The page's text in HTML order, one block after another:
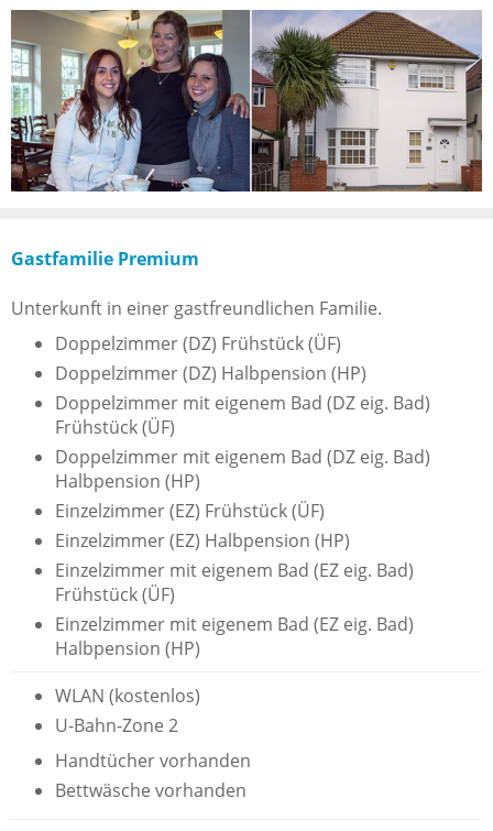
Gastfamilie Premium
Unterkunft in einer gastfreundlichen Familie.
Doppelzimmer (DZ) Frühstück (ÜF)
Doppelzimmer (DZ) Halbpension (HP)
Doppelzimmer mit eigenem Bad (DZ eig. Bad)
Frühstück (ÜF)
Doppelzimmer mit eigenem Bad (DZ eig. Bad)
Halbpension (HP)
Einzelzimmer (EZ) Frühstück (ÜF)
Einzelzimmer (EZ) Halbpension (HP)
Einzelzimmer mit eigenem Bad (EZ eig. Bad)
Frühstück (ÜF)
Einzelzimmer mit eigenem Bad (EZ eig. Bad)
Halbpension (HP)
WLAN (kostenlos)
U-Bahn-Zone 2
Handtücher vorhanden
Bettwäsche vorhanden